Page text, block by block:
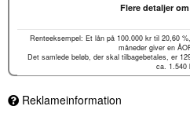
Flere detaljer
Renteeksempel: Et lån på 100.000 kr til 20,60
måneder giver en
Det samlede beløb, der skal tilbagebetales, er
ca. 1.540
Reklameinformation